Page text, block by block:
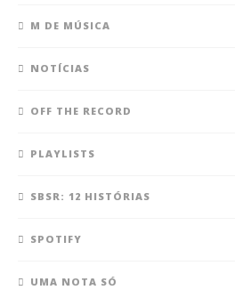
M DE MÚSICA
NOTÍCIAS
OFF THE RECORD
PLAYLISTS
SBSR: 12 HISTÓRIAS
SPOTIFY
UMA NOTA SÓ